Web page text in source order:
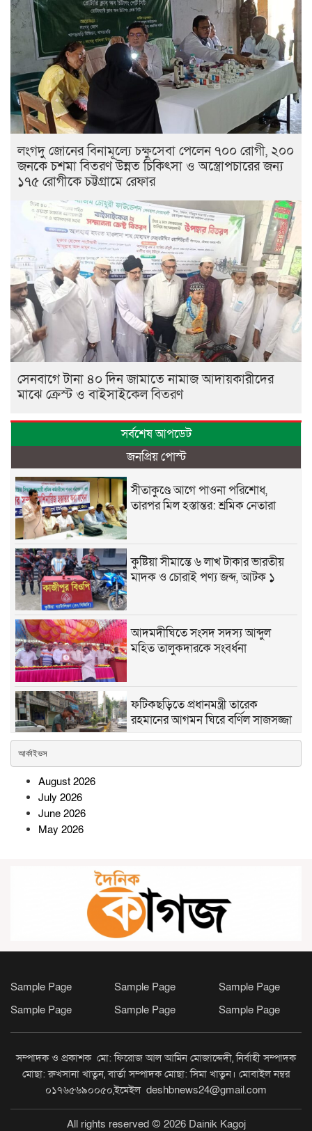
লংগদু জোনের বিনামূল্যে চক্ষুসেবা পেলেন ৭০০ রোগী, ২০০
জনকে চশমা বিতরণ উন্নত চিকিৎসা ও অস্ত্রোপচারের জন্য
১৭৫ রোগীকে চট্টগ্রামে রেফার
সেনবাগে টানা ৪০ দিন জামাতে নামাজ আদায়কারীদের
মাঝে ক্রেস্ট ও বাইসাইকেল বিতরণ
সর্বশেষ আপডেট
জনপ্রিয় পোস্ট
সীতাকুণ্ডে আগে পাওনা পরিশোধ,
তারপর মিল হস্তান্তর: শ্রমিক নেতারা
কুষ্টিয়া সীমান্তে ৬ লাখ টাকার ভারতীয়
মাদক ও চোরাই পণ্য জব্দ, আটক ১
আদমদীঘিতে সংসদ সদস্য আব্দুল
মহিত তালুকদারকে সংবর্ধনা
ফটিকছড়িতে প্রধানমন্ত্রী তারেক
রহমানের আগমন ঘিরে বর্ণিল সাজসজ্জা
আদায়কারীদের মাঝে ক্রেস্ট ও
বাইসাইকেল বিতরণ
ভোলাহাটে ’৭১-এর রণাঙ্গনের বীর
ভাইরাল
সোনারগাঁয়ে প্রবাসফেরত ছেলের বিরুদ্ধে
মাকে মারধর ও ঘরছাড়া করার অভিযোগ
আর্কাইভস
August 2026
July 2026
June 2026
May 2026
Sample Page Sample Page
Sample Page
Sample Page
Sample Page Sample Page
সম্পাদক ও প্রকাশক মো: ফিরোজ আল আমিন মোজাদ্দেদী, নির্বাহী সম্পাদক
মোছা: রুখসানা খাতুন, বার্তা সম্পাদক মোছা: সিমা খাতুন। মোবাইল নম্বর
০১৭৬৫৬৯০০৫০,ইমেইল deshbnews24@gmail.com
All rights reserved © 2026 Dainik Kagoj